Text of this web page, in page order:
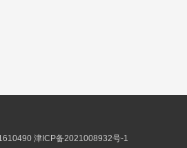
津ICP备2021008932号-1